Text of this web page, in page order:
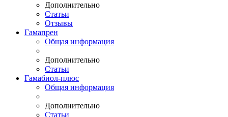
Дополнительно
Статьи
Отзывы
Гамапрен
Общая информация
Дополнительно
Статьи
Гамабиол-плюс
Общая информация
Дополнительно
Статьи